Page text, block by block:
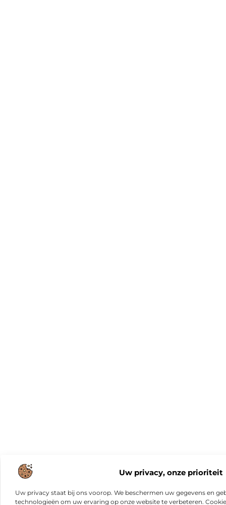
Uw privacy, onze prioriteit
Uw privacy staat bij ons voorop. We beschermen uw gegevens en
technologieën om uw ervaring op onze website te verbeteren.